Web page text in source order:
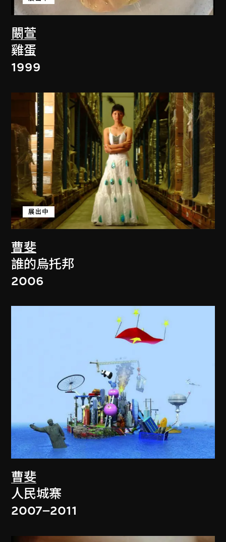
闞萱
雞蛋
1999
曹斐
展出中
誰的烏托邦
2006
曹斐
人民城寨
2007–2011